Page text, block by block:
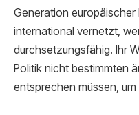
Generation europäischer
international vernetzt,
durchsetzungsfähig. Ihr
Politik nicht bestimmten
entsprechen müssen,